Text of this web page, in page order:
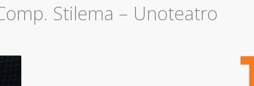
Stilema – Unoteatro